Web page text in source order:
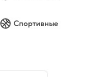
Спортивные